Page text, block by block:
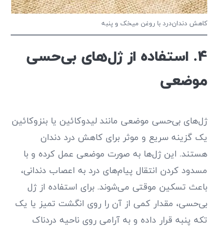
کاهش دندان‌درد با روغن میخک و پنبه
4. استفاده از ژل‌های بی‌حسی
موضعی
ژل‌های بی‌حسی موضعی مانند لیدوکائین یا بنزوکائین
یک گزینه سریع و موثر برای کاهش درد دندان
هستند. این ژل‌ها به صورت موضعی عمل کرده و با
مسدود کردن انتقال پیام‌های درد به اعصاب دندانی،
باعث تسکین موقتی می‌شوند. برای استفاده از ژل
بی‌حسی، مقدار کمی از آن را روی انگشت تمیز یا یک
تکه پنبه قرار داده و به آرامی روی ناحیه دردناک